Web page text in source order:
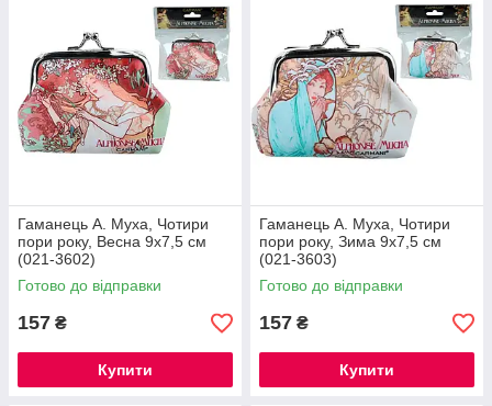
Гаманець А. Муха, Чотири
пори року, Весна 9х7,5 см
(021-3602)
Готово до відправки
157 ₴
Купити
Гаманець А. Муха, Чотири
пори року, Зима 9х7,5 см
(021-3603)
Готово до відправки
157 ₴
Купити